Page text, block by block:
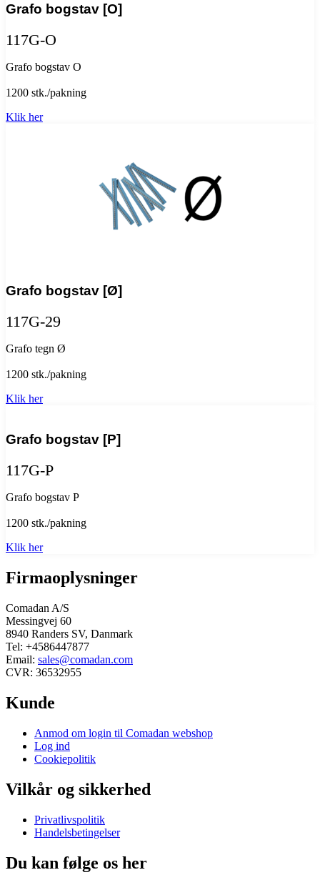
Grafo bogstav [O]
117G-O
Grafo bogstav O
1200 stk./pakning
Klik her
Grafo bogstav [Ø]
117G-29
Grafo tegn Ø
1200 stk./pakning
Klik her
Grafo bogstav [P]
117G-P
Grafo bogstav P
1200 stk./pakning
Klik her
Firmaoplysninger
Comadan A/S
Messingvej 60
8940 Randers SV, Danmark
Tel: +4586447877
Email: sales@comadan.com
CVR: 36532955
Kunde
Main
Menu
Anmod om login til Comadan webshop
Log ind
Cookiepolitik
Vilkår og sikkerhed
Main
Menu
Privatlivspolitik
Handelsbetingelser
Du kan følge os her